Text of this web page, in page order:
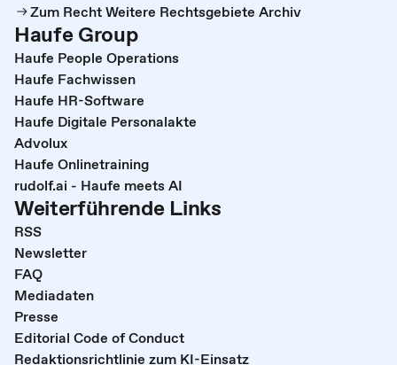
Zum Recht Weitere Rechtsgebiete Archiv
Haufe Group
Haufe People Operations
Haufe Fachwissen
Haufe HR-Software
Haufe Digitale Personalakte
Advolux
Haufe Onlinetraining
rudolf.ai - Haufe meets AI
Weiterführende Links
RSS
Newsletter
FAQ
Mediadaten
Presse
Editorial Code of Conduct
Redaktionsrichtlinie zum KI-Einsatz